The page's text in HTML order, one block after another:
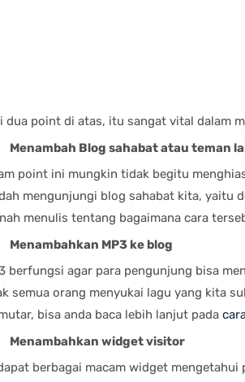
dua point di atas, itu sangat vital dalam
Menambah Blog sahabat atau teman
point ini mungkin tidak begitu
mengunjungi blog sahabat kita, yaitu
menulis tentang bagaimana cara
Menambahkan MP3 ke blog
berfungsi agar para pengunjung bisa
semua orang menyukai lagu yang kita
bisa anda baca lebih lanjut pada
Menambahkan widget visitor
berbagai macam widget